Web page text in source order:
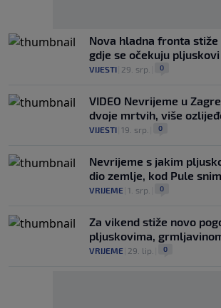
Nova hladna fronta stiže
gdje se očekuju
VIJESTI 29. srp. 0
VIDEO Nevrijeme u
dvoje mrtvih, više
VIJESTI 19. srp. 0
Nevrijeme s jakim
dio zemlje, kod Pule
VRIJEME 1. srp. 0
Za vikend stiže novo
pljuskovima,
VRIJEME 29. lip. 0